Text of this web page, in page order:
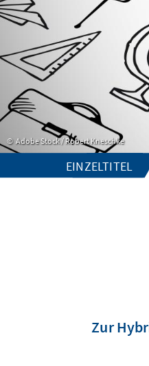
Adobe Stock / Robert Kneschke
EINZELTITEL
Zur